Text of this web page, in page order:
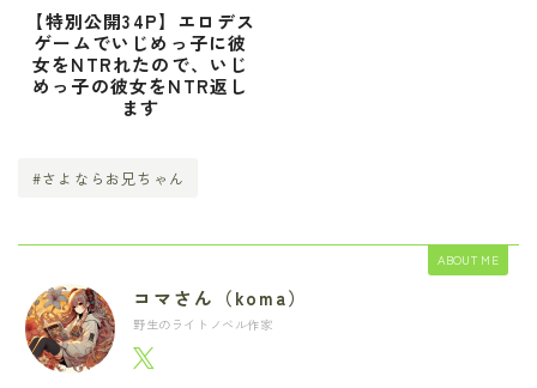
【特別公開34P】エロデス
ゲームでいじめっ子に彼
女をNTRれたので、いじ
めっ子の彼女をNTR返し
ます
#さよならお兄ちゃん
ABOUT ME
コマさん（koma）
野生のライトノベル作家